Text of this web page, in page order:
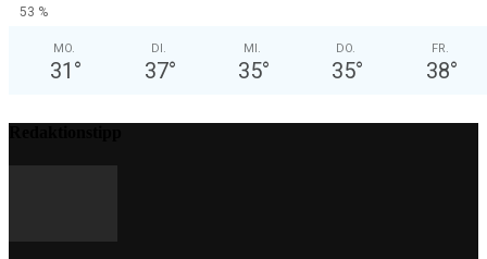
53 %
MO.
31 °
DI.
37°
MI.
35°
DO.
35°
FR.
38°